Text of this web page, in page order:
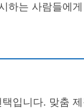
하는 사람들에
입니다. 맞춤